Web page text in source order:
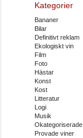
Kategorier
Bananer
Bilar
Definitivt reklam
Ekologiskt vin
Film
Foto
Hästar
Konst
Kost
Litteratur
Logi
Musik
Okategoriserade
Provade viner